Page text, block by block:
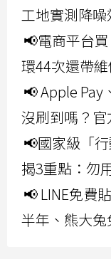
工地實測降
📢電商平台
環44次還帶
📢 Apple
沒刷到嗎？
📢國家級「
揭3重點：勿
📢 LINE免費
半年、熊大